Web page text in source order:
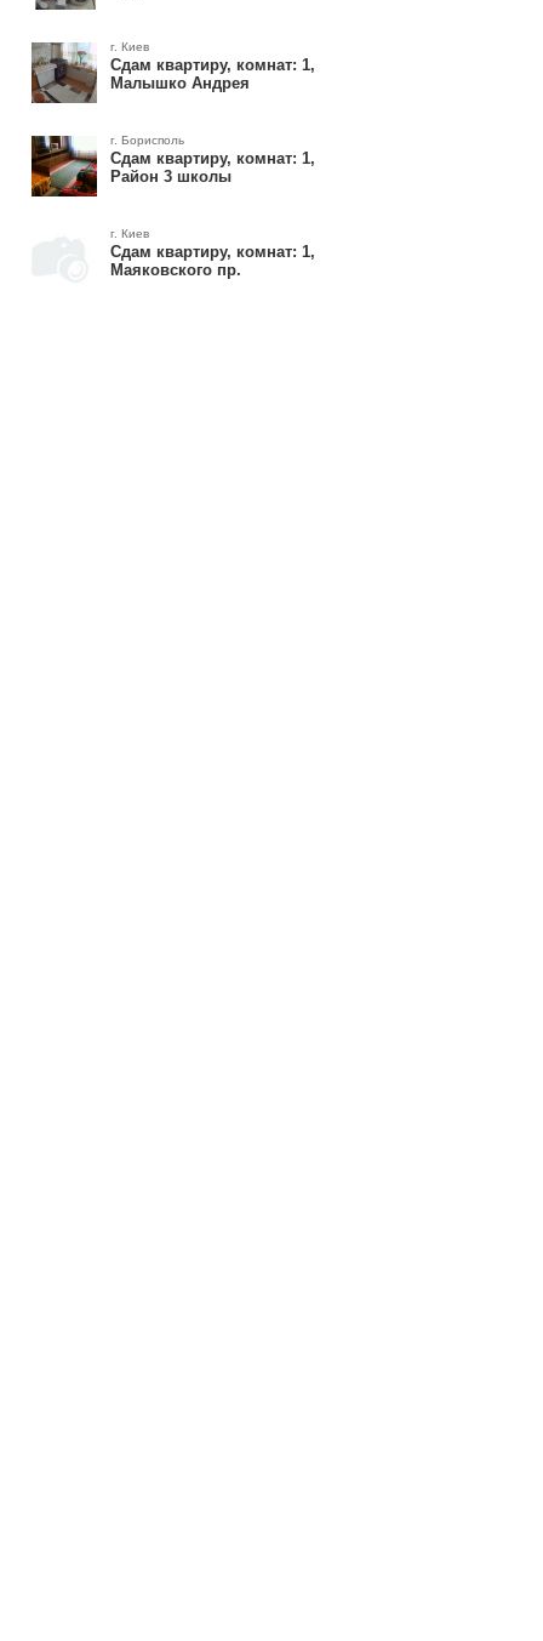
г. Киев
Сдам квартиру, комнат: 1,
Малышко Андрея
г. Борисполь
Сдам квартиру, комнат: 1,
Район 3 школы
г. Киев
Сдам квартиру, комнат: 1,
Маяковского пр.